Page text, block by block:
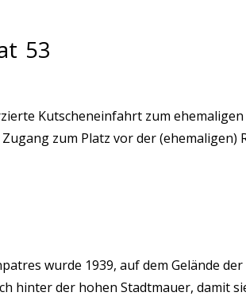
53
Kutscheneinfahrt zum
zum Platz vor der
wurde 1939, auf dem Gelände
hinter der hohen Stadtmauer, damit